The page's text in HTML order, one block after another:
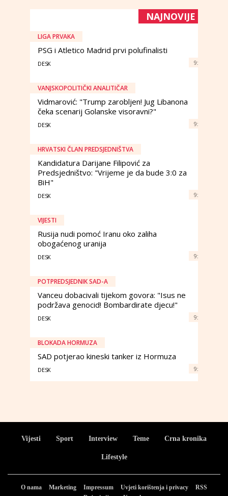
NAJNOVIJE
LIGA PRVAKA
PSG i Atletico Madrid prvi polufinalisti
DESK 9:
VANJSKOPOLITIČKI ANALITIČAR
Vidmarović: "Trump zarobljen! Jug Libanona
čeka scenarij Golanske visoravni?"
DESK 9:
HRVATSKI ČLAN PREDSJEDNIŠTVA
Kandidatura Darijane Filipović za
Predsjedništvo: "Vrijeme je da bude 3:0 za
BiH"
DESK 9:
VIJESTI
Rusija nudi pomoć Iranu oko zaliha
obogaćenog uranija
DESK 9:
POTPREDSJEDNIK SAD-A
Vanceu dobacivali tijekom govora: "Isus ne
podržava genocid! Bombardirate djecu!"
DESK 9:
BLOKADA HORMUZA
SAD potjerao kineski tanker iz Hormuza
DESK 9:
Vijesti Sport Interview Teme Crna kronika
Lifestyle
O nama Marketing Impressum Uvjeti korištenja i privacy
RSS